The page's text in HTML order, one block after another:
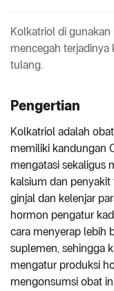
Kolkatriol di
mencegah
tulang.
Pengertian
Kolkatriol adalah
memiliki kandungan
mengatasi sekaligus
kalsium dan
ginjal dan kelenjar
hormon pengatur
cara menyerap lebih
suplemen, sehingga
mengatur produksi
mengonsumsi obat